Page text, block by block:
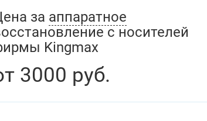
за аппаратное
с носителей
Kingmax
3000 руб.